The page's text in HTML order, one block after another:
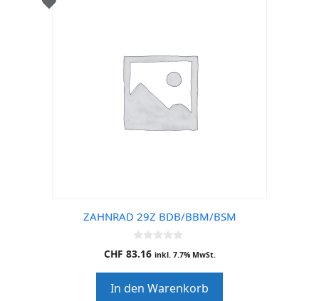
ZAHNRAD 29Z BDB/BBM/BSM
0
o
o
f
CHF 83.16 inkl. 7.7% MwSt.
In den Warenkorb